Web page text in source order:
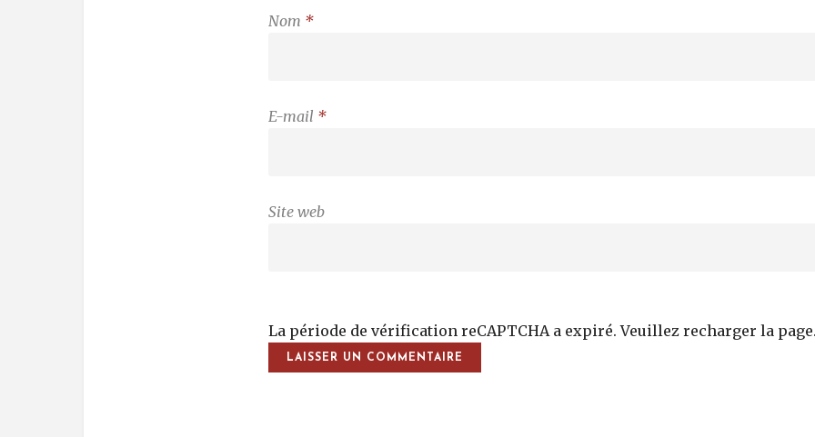
Nom *
E-mail *
Site web
La période de vérification reCAPTCHA a expiré. Veuillez recharger la